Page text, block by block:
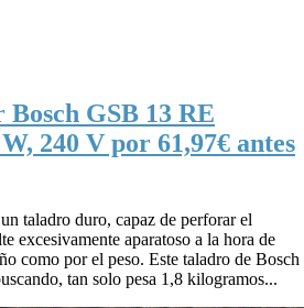
GSB 13 RE
240 V por 61,97€ antes
taladro duro, capaz de perforar el
excesivamente aparatoso a la hora de
como por el peso. Este taladro de Bosch
tan solo pesa 1,8 kilogramos...